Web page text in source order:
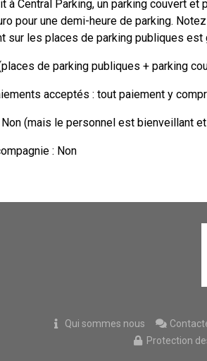
à Central Parking, un parking couvert
pour une demi-heure de parking.
sur les places de parking publiques est
de parking publiques + parking
acceptés : tout paiement y
(mais le personnel est bienveillant
: Non
Qui sommes nous
Protection